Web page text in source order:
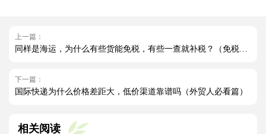
上一篇：
同样是海运，为什么有些货能免税，有些一查就补税？（免税不是 “随机福利”，补税也不是 “意外惩罚”）
下一篇：
国际快递为什么价格差距大，低价渠道靠谱吗（外贸人必看篇）
相关阅读